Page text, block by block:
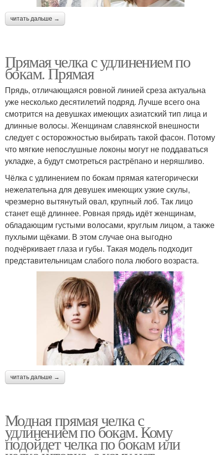
читать дальше →
Прямая челка с удлинением по
бокам. Прямая
Прядь, отличающаяся ровной линией среза актуальна
уже несколько десятилетий подряд. Лучше всего она
смотрится на девушках имеющих азиатский тип лица и
длинные волосы. Женщинам славянской внешности
следует с осторожностью выбирать такой фасон. Потому
что мягкие непослушные локоны могут не поддаваться
укладке, а будут смотреться растрёпано и неряшливо.
Чёлка с удлинением по бокам прямая категорически
нежелательна для девушек имеющих узкие скулы,
чрезмерно вытянутый овал, крупный лоб. Так лицо
станет ещё длиннее. Ровная прядь идёт женщинам,
обладающим густыми волосами, круглым лицом, а также
пухлыми щёками. В этом случае она выгодно
подчёркивает глаза и губы. Такая модель подходит
представительницам слабого пола любого возраста.
читать дальше →
Модная прямая челка с
удлинением по бокам. Кому
подойдет челка по бокам или